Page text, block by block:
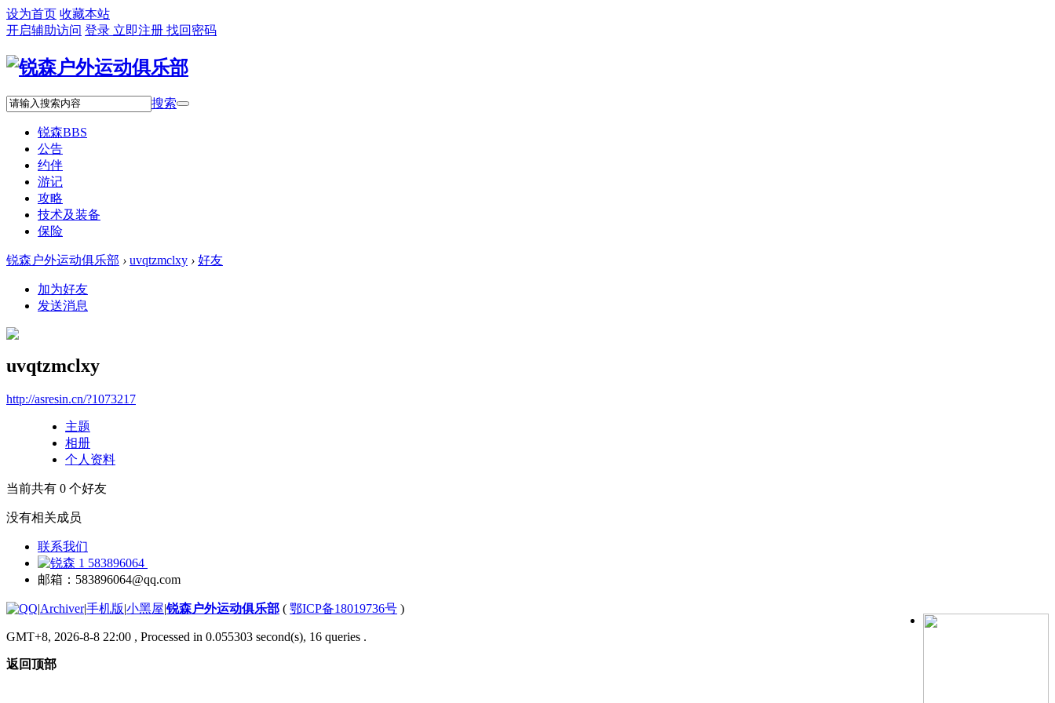
设为首页 收藏本站
开启辅助访问 登录 立即注册 找回密码
搜索
锐森BBS
公告
约伴
游记
攻略
技术及装备
保险
锐森户外运动俱乐部 › uvqtzmclxy › 好友
加为好友
发送消息
uvqtzmclxy
http://asresin.cn/?1073217
主题
相册
个人资料
当前共有 0 个好友
没有相关成员
联系我们
583896064
邮箱：583896064@qq.com
|Archiver|手机版|小黑屋|锐森户外运动俱乐部 ( 鄂ICP备18019736号 )
GMT+8, 2026-8-8 22:00 , Processed in 0.055303 second(s), 16 queries .
返回顶部